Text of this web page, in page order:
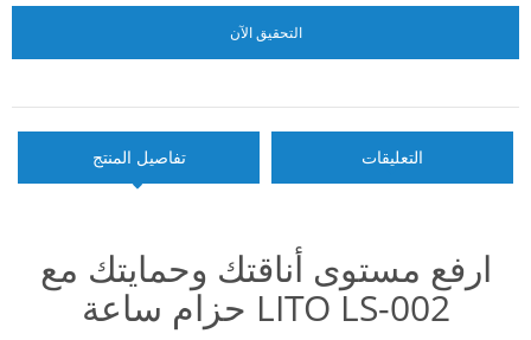
التحقيق الآن
تفاصيل المنتج التعليقات
ارفع مستوى أناقتك وحمايتك مع
حزام ساعة LITO LS-002